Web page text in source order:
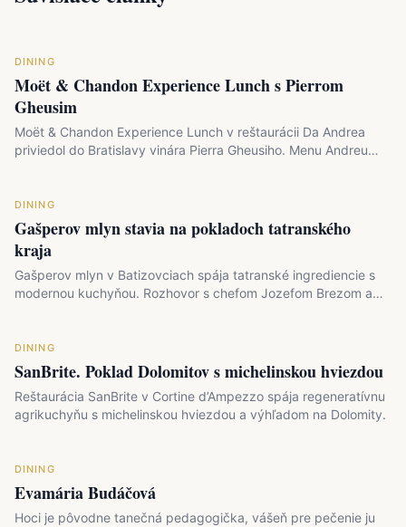
DINING
Moët & Chandon Experience Lunch s Pierrom
Gheusim
Moët & Chandon Experience Lunch v reštaurácii Da Andrea
priviedol do Bratislavy vinára Pierra Gheusiho. Menu Andreu
DINING
Gašperov mlyn stavia na pokladoch tatranského
kraja
Gašperov mlyn v Batizovciach spája tatranské ingrediencie s
modernou kuchyňou. Rozhovor s chefom Jozefom Brezom a…
DINING
SanBrite. Poklad Dolomitov s michelinskou hviezdou
Reštaurácia SanBrite v Cortine d’Ampezzo spája regeneratívnu
agrikuchyňu s michelinskou hviezdou a výhľadom na Dolomity.
DINING
Evamária Budáčová
Hoci je pôvodne tanečná pedagogička, vášeň pre pečenie ju